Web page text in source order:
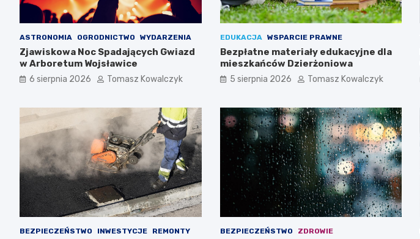
ASTRONOMIA OGRODNICTWO WYDARZENIA
Zjawiskowa Noc Spadających Gwiazd
w Arboretum Wojsławice
6 sierpnia 2026 Tomasz Kowalczyk
EDUKACJA WSPARCIE PRAWNE
Bezpłatne materiały edukacyjne dla
mieszkańców Dzierżoniowa
5 sierpnia 2026 Tomasz Kowalczyk
BEZPIECZEŃSTWO INWESTYCJE REMONTY BEZPIECZEŃSTWO ZDROWIE